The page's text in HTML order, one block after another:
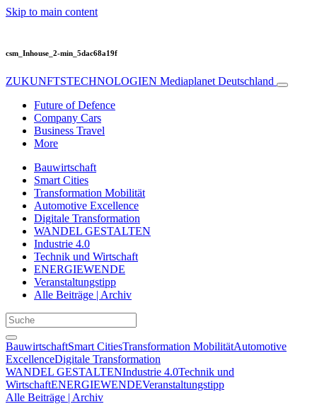
Skip to main content
csm_Inhouse_2-min_5dac68a19f
ZUKUNFTSTECHNOLOGIEN Mediaplanet Deutschland
Future of Defence
Company Cars
Business Travel
More
Bauwirtschaft
Smart Cities
Transformation Mobilität
Automotive Excellence
Digitale Transformation
WANDEL GESTALTEN
Industrie 4.0
Technik und Wirtschaft
ENERGIEWENDE
Veranstaltungstipp
Alle Beiträge | Archiv
BauwirtschaftSmart CitiesTransformation MobilitätAutomotive
ExcellenceDigitale Transformation
WANDEL GESTALTENIndustrie 4.0Technik und
WirtschaftENERGIEWENDEVeranstaltungstipp
Alle Beiträge | Archiv